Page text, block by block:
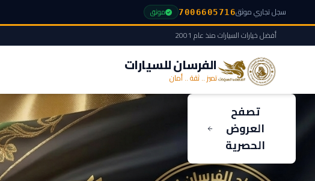
سجل تجاري موثق7006605716 موثق
أفضل خيارات السيارات منذ عام 2001
الفرسان للسيارات
تميز .. ثقة .. أمان
تصفح
العروض
الحصرية